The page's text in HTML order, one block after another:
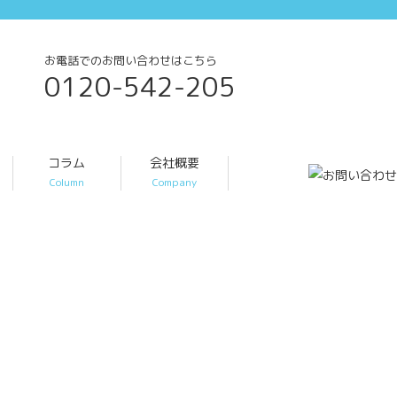
お電話でのお問い合わせはこちら
0120-542-205
コラム
Column
会社概要
Company